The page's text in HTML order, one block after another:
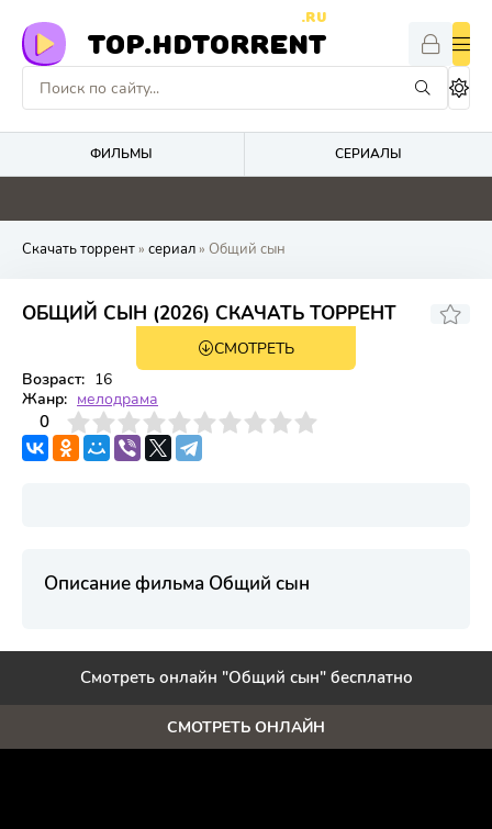
TOP.HDTORRENT
.RU
ФИЛЬМЫ СЕРИАЛЫ
0 0 5 0
Скачать торрент» сериал» Общий сын
ОБЩИЙ СЫН (2026) СКАЧАТЬ ТОРРЕНТ
1 сезон 4 серияСМОТРЕТЬ
Возраст: 16
Жанр: мелодрама
0
4 6 7 8 9 10
Описание фильма Общий сын
Смотреть онлайн "Общий сын" бесплатно
СМОТРЕТЬ ОНЛАЙН